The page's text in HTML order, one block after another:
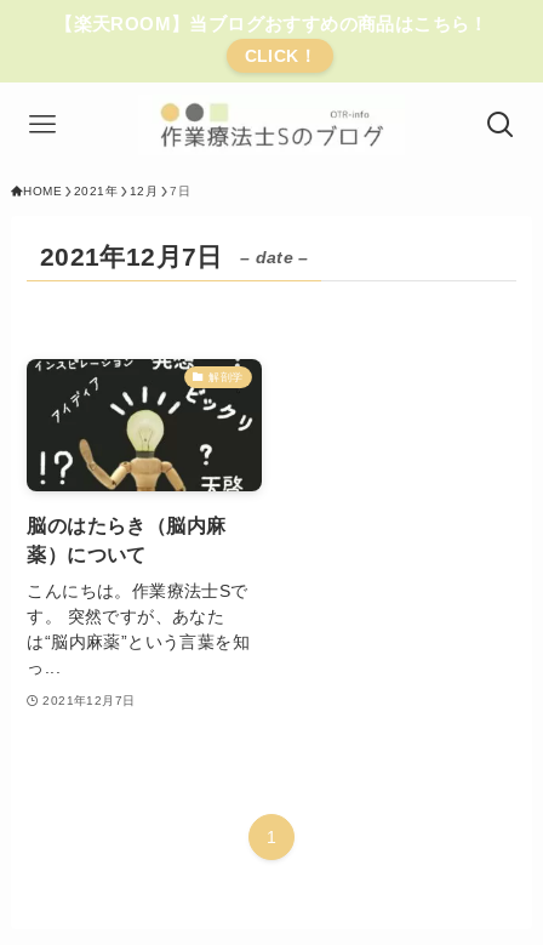
【楽天ROOM】当ブログおすすめの商品はこちら！
CLICK！
HOME 2021年 12月 7日
2021年12月7日 – date –
解剖学
脳のはたらき（脳内麻
薬）について
こんにちは。作業療法士Sで
す。 突然ですが、あなた
は“脳内麻薬”という言葉を知
っ...
2021年12月7日
1